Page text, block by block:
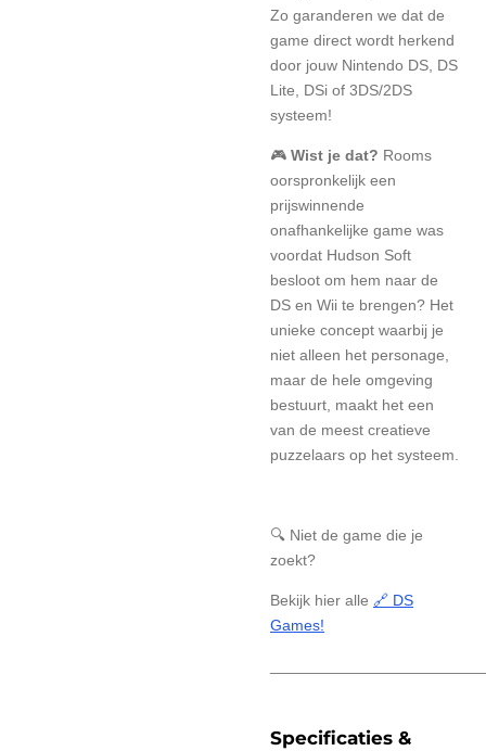
Zo garanderen we dat de
game direct wordt herkend
door jouw Nintendo DS, DS
Lite, DSi of 3DS/2DS
systeem!
🎮 Wist je dat? Rooms
oorspronkelijk een
prijswinnende
onafhankelijke game was
voordat Hudson Soft
besloot om hem naar de
DS en Wii te brengen? Het
unieke concept waarbij je
niet alleen het personage,
maar de hele omgeving
bestuurt, maakt het een
van de meest creatieve
puzzelaars op het systeem.
🔍 Niet de game die je
zoekt?
Bekijk hier alle 🔗 DS
Games!
Specificaties &